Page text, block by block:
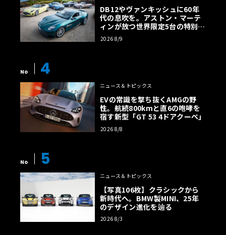
DB12やヴァンキッシュに60年
代の息吹を。アストン・マーテ
ィンが放つ世界限定5台の特別コ
レクション
2026 8/9
No 4
ニュース＆トピックス
EVの常識を撃ち抜くAMGの野
性。航続800kmと直6の咆哮を
宿す新型「GT 53 4ドアクーペ」
2026 8/8
No 5
ニュース＆トピックス
【写真106枚】クラシックから
新時代へ。BMW製MINI、25年
のデザイン進化を辿る
2026 8/3